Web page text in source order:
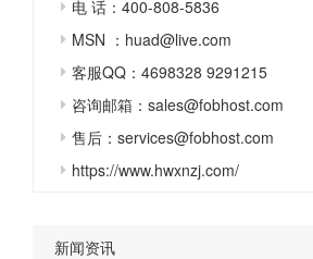
电 话：400-808-5836
MSN ：huad@live.com
客服QQ：4698328 9291215
咨询邮箱：sales@fobhost.com
售后：services@fobhost.com
https://www.hwxnzj.com/
新闻资讯